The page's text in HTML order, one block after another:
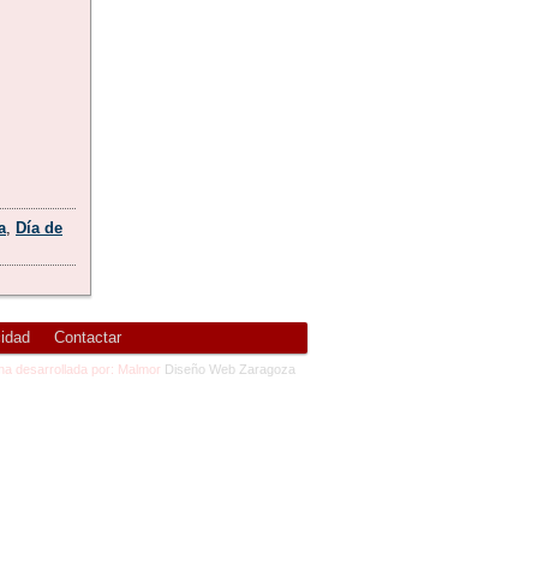
, Día de
Contactar
desarrollada por: Malmor Diseño Web Zaragoza